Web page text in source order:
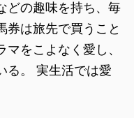
どの趣味を持ち、毎
券は旅先で買うこと
をこよなく愛し、
る。 実生活では愛